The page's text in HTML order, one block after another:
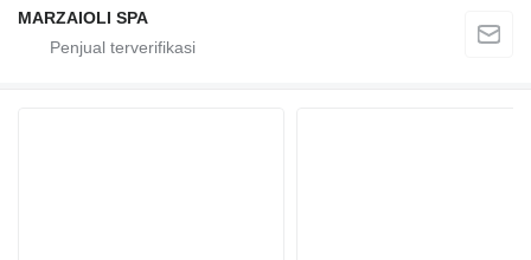
MARZAIOLI SPA